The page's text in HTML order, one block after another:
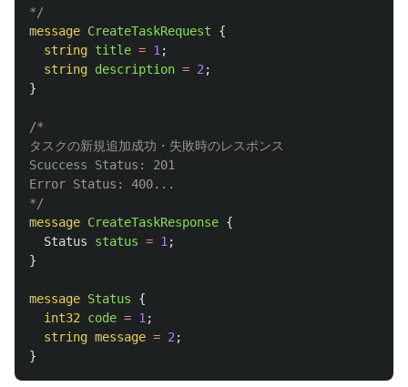
*/
message CreateTaskRequest
{
string title = 1 ;
string description = 2 ;
}
/*
タスクの新規追加成功・失敗時のレスポンス
Scuccess Status: 201
Error Status: 400...
*/
message CreateTaskResponse {
Status
status = 1 ;
}
message Status
{
int32
code = 1 ;
string message = 2 ;
}